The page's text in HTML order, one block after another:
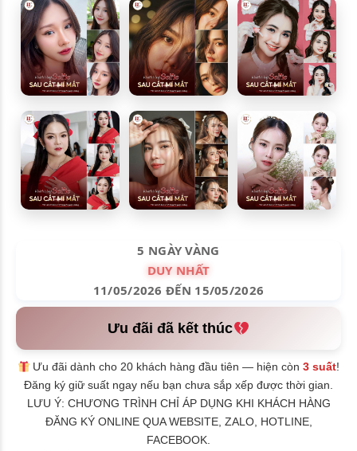
5 NGÀY VÀNG
DUY NHẤT
11/05/2026 ĐẾN 15/05/2026
Ưu đãi đã kết thúc
Ưu đãi dành cho 20 khách hàng đầu tiên — hiện còn3 suất!
Đăng ký giữ suất ngay nếu bạn chưa sắp xếp được thời gian.
LƯU Ý: CHƯƠNG TRÌNH CHỈ ÁP DỤNG KHI KHÁCH HÀNG
ĐĂNG KÝ ONLINE QUA WEBSITE, ZALO, HOTLINE,
FACEBOOK.